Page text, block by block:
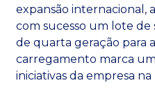
expansão internacional,
com sucesso um lote de
de quarta geração para
carregamento marca
iniciativas da empresa